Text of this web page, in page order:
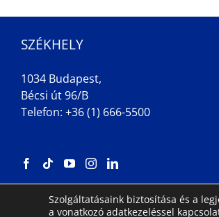
SZÉKHELY
1034 Budapest,
Bécsi út 96/B
Telefon: +36 (1) 666-5500
Szolgáltatásaink biztosítása és a
a vonatkozó adatkezeléssel